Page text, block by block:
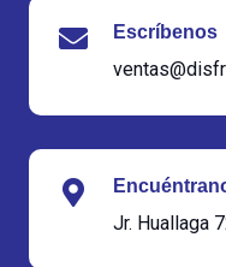
Escríbenos
Jr. Huallaga